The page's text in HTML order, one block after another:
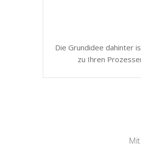
Die Grundidee dahinter
zu Ihren